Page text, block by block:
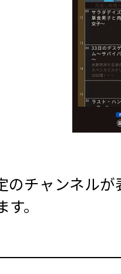
のチャンネル
。